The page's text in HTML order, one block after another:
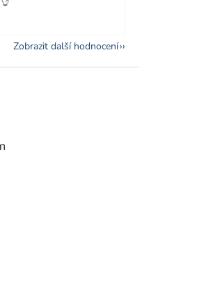
Zobrazit další hodnocení